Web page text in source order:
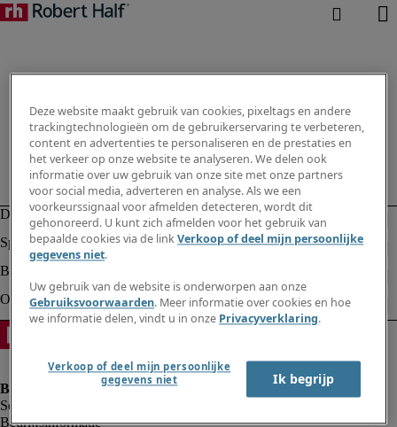
Bedrijfsinformatie
Deze website maakt gebruik van cookies, pixeltags en andere
trackingtechnologieën om de gebruikerservaring te verbeteren,
content en advertenties te personaliseren en de prestaties en
het verkeer op onze website te analyseren. We delen ook
informatie over uw gebruik van onze site met onze partners
voor social media, adverteren en analyse. Als we een
voorkeurssignaal voor afmelden detecteren, wordt dit
gehonoreerd. U kunt zich afmelden voor het gebruik van
bepaalde cookies via de linkVerkoop of deel mijn persoonlijke
gegevens niet.
Uw gebruik van de website is onderworpen aan onze
Gebruiksvoorwaarden. Meer informatie over cookies en hoe
we informatie delen, vindt u in onze Privacyverklaring.
Verkoop of deel mijn persoonlijke
gegevens niet
Ik begrijp